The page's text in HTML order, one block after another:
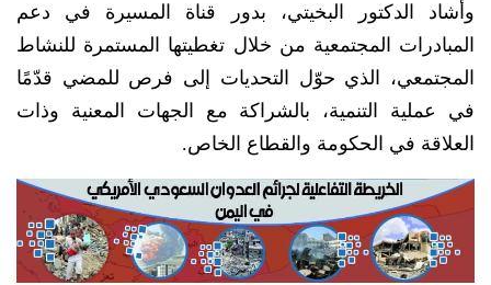
وأشاد الدكتور البخيتي، بدور قناة المسيرة في دعم
المبادرات المجتمعية من خلال تغطيتها المستمرة للنشاط
المجتمعي، الذي حوّل التحديات إلى فرص للمضي قدّمًا
في عملية التنمية، بالشراكة مع الجهات المعنية وذات
العلاقة في الحكومة والقطاع الخاص.